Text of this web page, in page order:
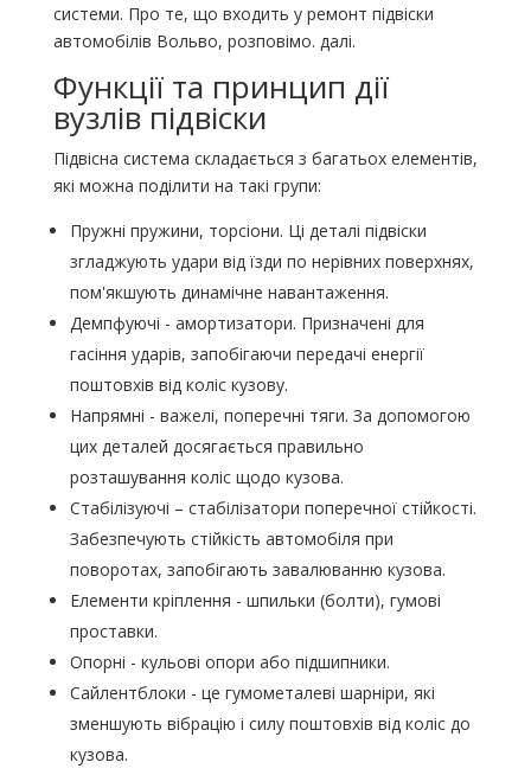
системи. Про те, що входить у ремонт підвіски
автомобілів Вольво, розповімо. далі.
Функції та принцип дії
вузлів підвіски
Підвісна система складається з багатьох елементів,
які можна поділити на такі групи:
Пружні пружини, торсіони. Ці деталі підвіски
згладжують удари від їзди по нерівних поверхнях,
пом'якшують динамічне навантаження.
Демпфуючі - амортизатори. Призначені для
гасіння ударів, запобігаючи передачі енергії
поштовхів від коліс кузову.
Напрямні - важелі, поперечні тяги. За допомогою
цих деталей досягається правильно
розташування коліс щодо кузова.
Стабілізуючі – стабілізатори поперечної стійкості.
Забезпечують стійкість автомобіля при
поворотах, запобігають завалюванню кузова.
Елементи кріплення - шпильки (болти), гумові
проставки.
Опорні - кульові опори або підшипники.
Сайлентблоки - це гумометалеві шарніри, які
зменшують вібрацію і силу поштовхів від коліс до
кузова.